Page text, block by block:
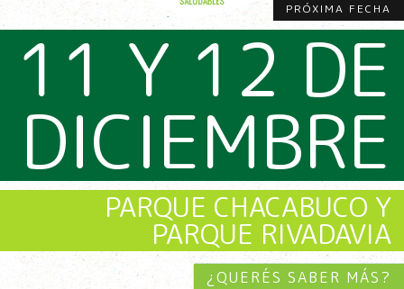
PRÓXIMA FECHA
11 Y 12 DE
DICIEMBRE
PARQUE CHACABUCO Y
PARQUE RIVADAVIA
¿QUERÉS SABER MÁS?